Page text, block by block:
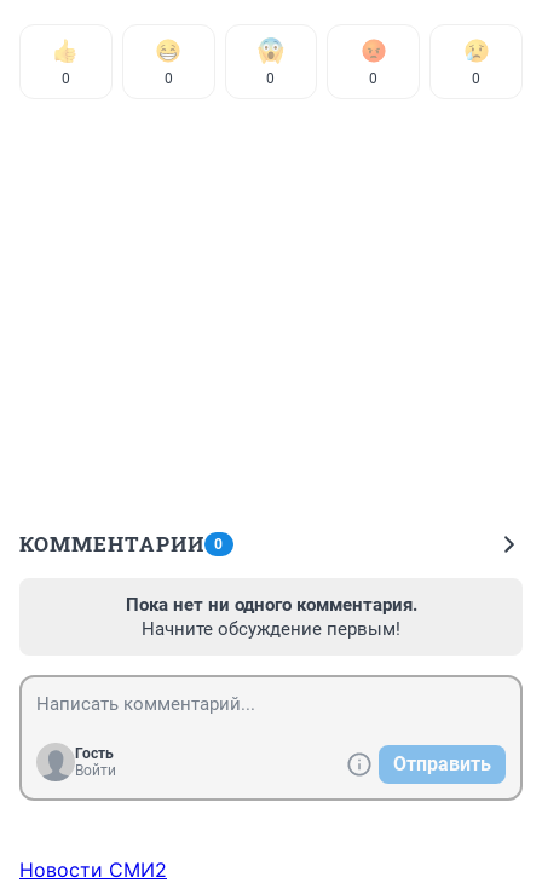
0 0 0 0 0
КОММЕНТАРИИ 0
Пока нет ни одного комментария.
Начните обсуждение первым!
Гость
Войти
Отправить
Новости СМИ2